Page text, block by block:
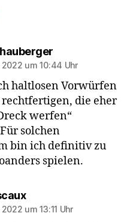
sagt:
um 10:44 Uhr
haltlosen Vorwürfen
die eher
werfen“
solchen
bin ich definitiv zu
spielen.
sagt:
um 13:11 Uhr